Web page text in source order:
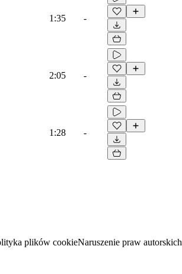
1:35 -
2:05 -
1:28 -
plików cookieNaruszenie praw autorskich